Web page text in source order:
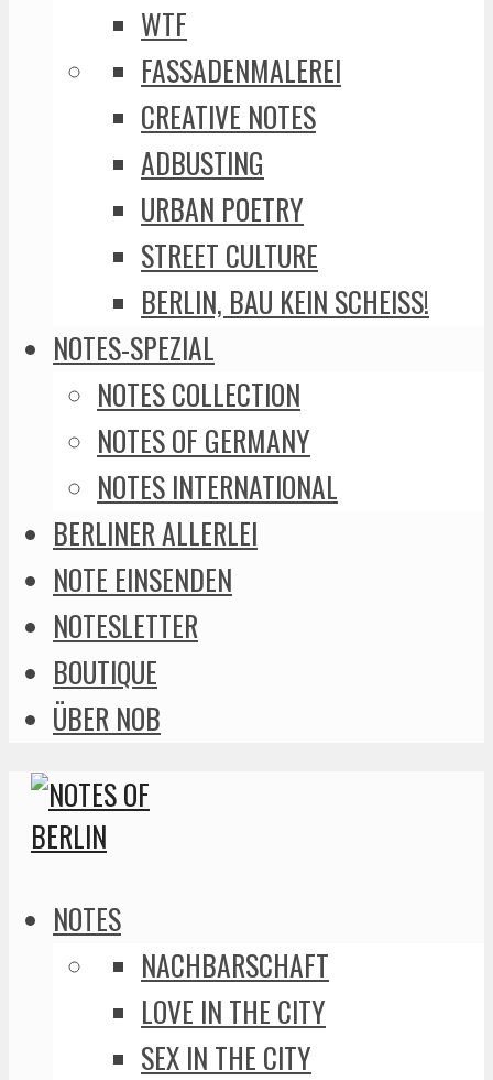
WTF
FASSADENMALEREI
CREATIVE NOTES
ADBUSTING
URBAN POETRY
STREET CULTURE
BERLIN, BAU KEIN SCHEISS!
NOTES-SPEZIAL
NOTES COLLECTION
NOTES OF GERMANY
NOTES INTERNATIONAL
BERLINER ALLERLEI
NOTE EINSENDEN
NOTESLETTER
BOUTIQUE
ÜBER NOB
NOTES
NACHBARSCHAFT
LOVE IN THE CITY
SEX IN THE CITY